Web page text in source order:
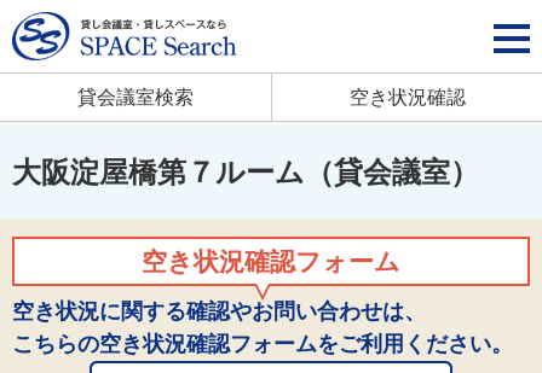
貸会議室検索 空き状況確認
大阪淀屋橋第７ルーム（貸会議室）
空き状況確認フォーム
空き状況に関する確認やお問い合わせは、
こちらの空き状況確認フォームをご利用ください。